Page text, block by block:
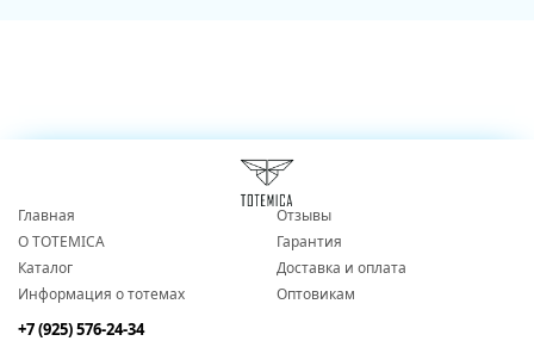
Главная
О TOTEMICA
Каталог
Информация о тотемах
Отзывы
Гарантия
Доставка и оплата
Оптовикам
+7 (925) 576-24-34